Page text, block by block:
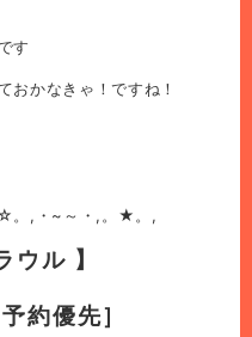
す
おかなきゃ！ですね！
。,・~～・,。★。,
ウル 】
優先］